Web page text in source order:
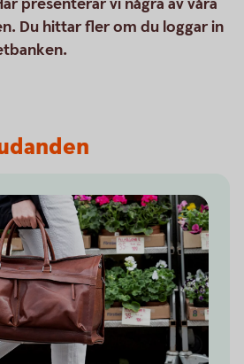
Du hittar fler om du loggar in